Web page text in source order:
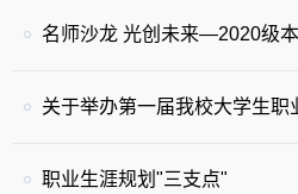
名师沙龙 光创未来—2020级本科生学
关于举办第一届我校大学生职业
职业生涯规划"三支点"